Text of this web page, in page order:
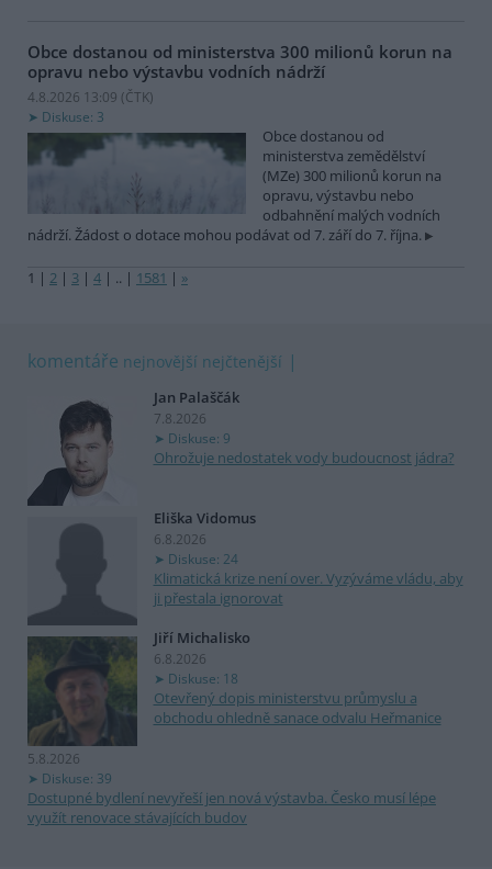
Obce dostanou od ministerstva 300 milionů korun na
opravu nebo výstavbu vodních nádrží
4.8.2026 13:09 (ČTK)
Diskuse: 3
Obce dostanou od
ministerstva zemědělství
(MZe) 300 milionů korun na
opravu, výstavbu nebo
odbahnění malých vodních
nádrží. Žádost o dotace mohou podávat od 7. září do 7. října.
1 | 2 | 3 | 4 | .. | 1581 | »
komentáře nejnovější nejčtenější
Jan Palaščák
7.8.2026
Diskuse: 9
Ohrožuje nedostatek vody budoucnost jádra?
Eliška Vidomus
6.8.2026
Diskuse: 24
Klimatická krize není over. Vyzýváme vládu, aby
ji přestala ignorovat
Jiří Michalisko
6.8.2026
Diskuse: 18
Otevřený dopis ministerstvu průmyslu a
obchodu ohledně sanace odvalu Heřmanice
5.8.2026
Diskuse: 39
Dostupné bydlení nevyřeší jen nová výstavba. Česko musí lépe
využít renovace stávajících budov